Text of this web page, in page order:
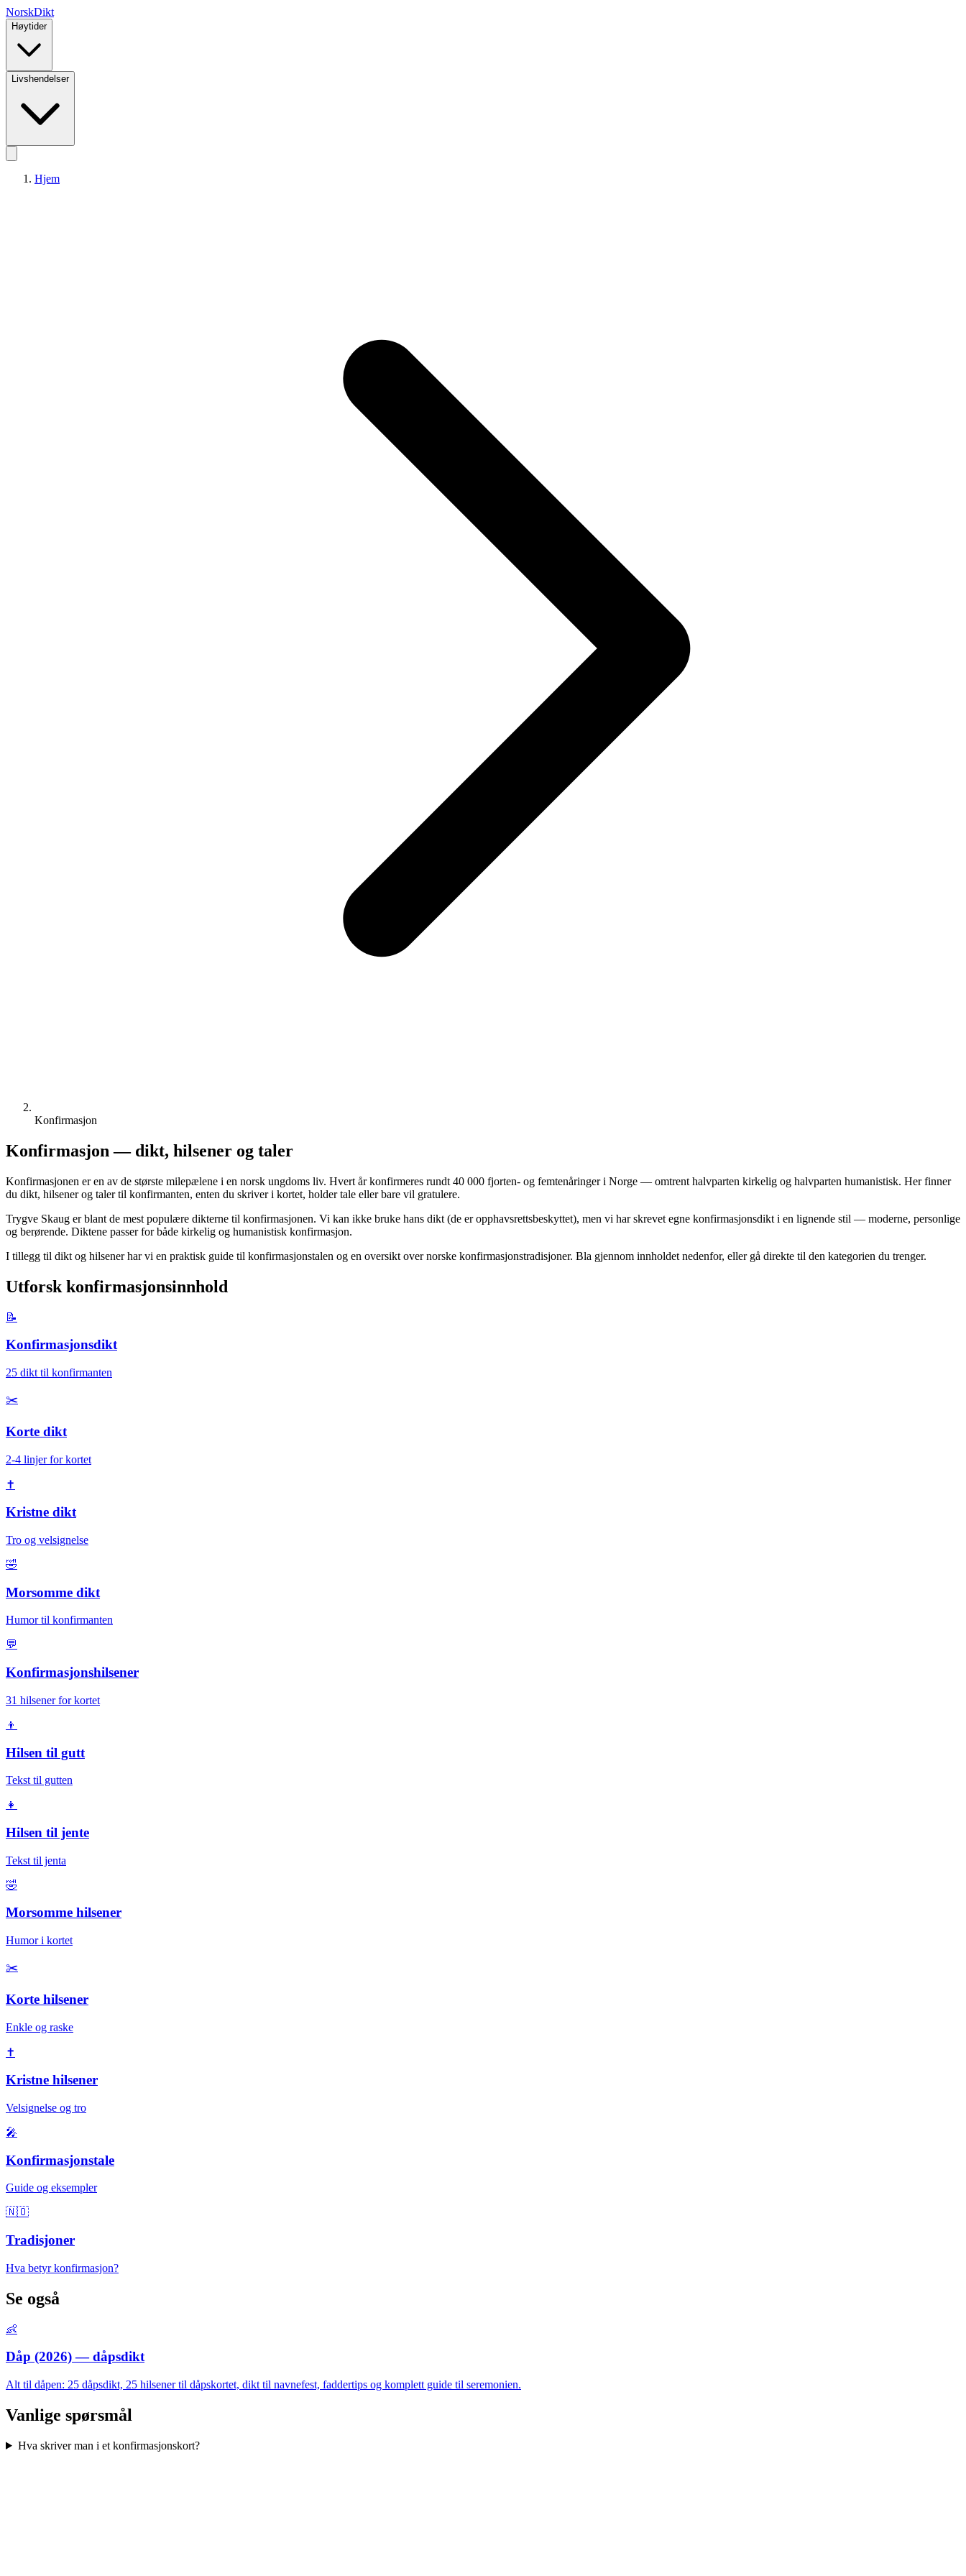
NorskDikt
Høytider
Livshendelser
Hjem
Konfirmasjon
Konfirmasjon — dikt, hilsener og taler
Konfirmasjonen er en av de største milepælene i en norsk ungdoms liv. Hvert år konfirmeres rundt 40 000 fjorten- og femtenåringer i Norge — omtrent halvparten kirkelig og halvparten humanistisk. Her finner
du dikt, hilsener og taler til konfirmanten, enten du skriver i kortet, holder tale eller bare vil gratulere.
Trygve Skaug er blant de mest populære dikterne til konfirmasjonen. Vi kan ikke bruke hans dikt (de er opphavsrettsbeskyttet), men vi har skrevet egne konfirmasjonsdikt i en lignende stil — moderne, personlige
og berørende. Diktene passer for både kirkelig og humanistisk konfirmasjon.
I tillegg til dikt og hilsener har vi en praktisk guide til konfirmasjonstalen og en oversikt over norske konfirmasjonstradisjoner. Bla gjennom innholdet nedenfor, eller gå direkte til den kategorien du trenger.
Utforsk konfirmasjonsinnhold
📝
Konfirmasjonsdikt
25 dikt til konfirmanten
✂️
Korte dikt
2-4 linjer for kortet
✝️
Kristne dikt
Tro og velsignelse
🤣
Morsomme dikt
Humor til konfirmanten
💬
Konfirmasjonshilsener
31 hilsener for kortet
👦
Hilsen til gutt
Tekst til gutten
👧
Hilsen til jente
Tekst til jenta
🤣
Morsomme hilsener
Humor i kortet
✂️
Korte hilsener
Enkle og raske
✝️
Kristne hilsener
Velsignelse og tro
🎤
Konfirmasjonstale
Guide og eksempler
🇳🇴
Tradisjoner
Hva betyr konfirmasjon?
Se også
👶
Dåp (2026) — dåpsdikt
Alt til dåpen: 25 dåpsdikt, 25 hilsener til dåpskortet, dikt til navnefest, faddertips og komplett guide til seremonien.
Vanlige spørsmål
Hva skriver man i et konfirmasjonskort?